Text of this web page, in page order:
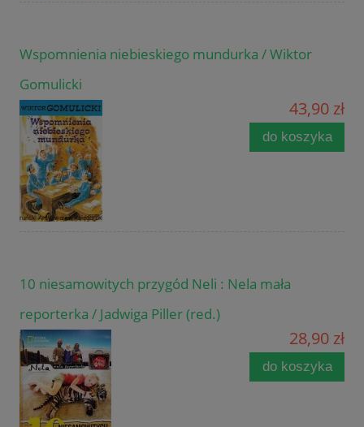
Wspomnienia niebieskiego mundurka / Wiktor
Gomulicki
43,90 zł
do koszyka
10 niesamowitych przygód Neli : Nela mała
reporterka / Jadwiga Piller (red.)
28,90 zł
do koszyka